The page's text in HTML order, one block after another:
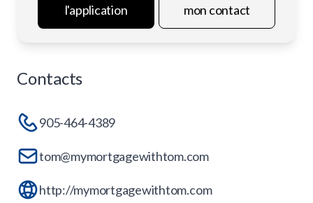
l'application
mon contact
Contacts
905-464-4389
tom@mymortgagewithtom.com
http://mymortgagewithtom.com